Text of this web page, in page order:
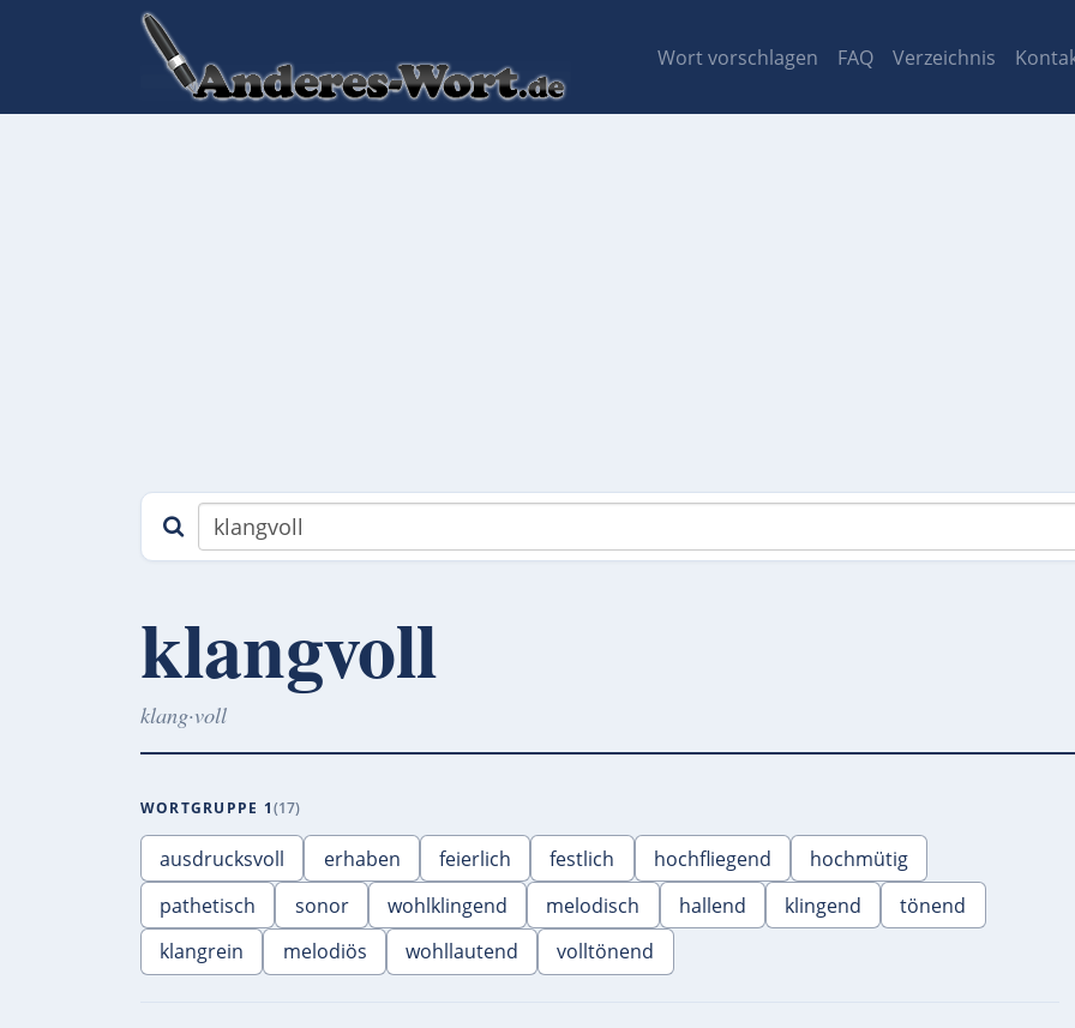
Wort vorschlagen FAQ Verzeichnis
klangvoll
klang·voll
WORTGRUPPE 1 17
ausdrucksvoll erhaben feierlich festlich hochfliegend
hochmütig
pathetisch
sonor wohlklingend melodisch hallend klingend
tönend
klangrein
melodiös wohllautend volltönend